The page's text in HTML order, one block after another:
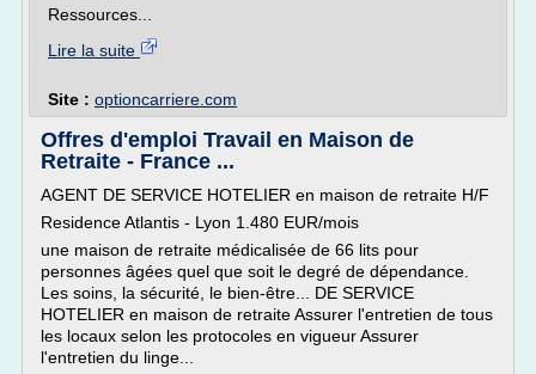
Ressources...
Lire la suite
Site : optioncarriere.com
Offres d'emploi Travail en Maison de
Retraite - France ...
AGENT DE SERVICE HOTELIER en maison de retraite H/F
Residence Atlantis - Lyon 1.480 EUR/mois
une maison de retraite médicalisée de 66 lits pour
personnes âgées quel que soit le degré de dépendance.
Les soins, la sécurité, le bien-être... DE SERVICE
HOTELIER en maison de retraite Assurer l'entretien de tous
les locaux selon les protocoles en vigueur Assurer
l'entretien du linge...